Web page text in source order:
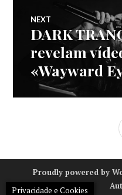
NEXT
Next
DARK
revelam
«Wayward
Proudly powered by
Privacidade e Cookies